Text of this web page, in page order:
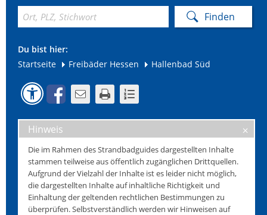
Du bist hier:
Startseite
Freibäder Hessen Hallenbad Süd
Hinweis
Die im Rahmen des Strandbadguides dargestellten Inhalte
stammen teilweise aus öffentlich zugänglichen Drittquellen.
Aufgrund der Vielzahl der Inhalte ist es leider nicht möglich,
die dargestellten Inhalte auf inhaltliche Richtigkeit und
Einhaltung der geltenden rechtlichen Bestimmungen zu
überprüfen. Selbstverständlich werden wir Hinweisen auf